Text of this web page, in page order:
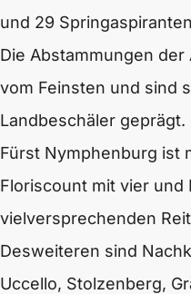
und 29
Die Abstammungen
vom Feinsten und sind
Landbeschäler geprägt.
Fürst Nymphenburg ist
Floriscount mit vier
vielversprechenden
Desweiteren sind
Uccello, Stolzenberg,